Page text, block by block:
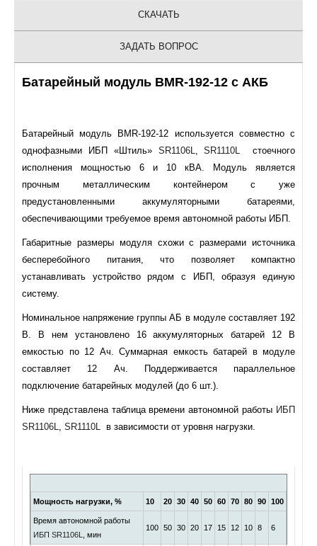
СКАЧАТЬ
ЗАДАТЬ ВОПРОС
Батарейный модуль BMR-192-12 с АКБ
Батарейный модуль BMR-192-12 используется совместно с
однофазными ИБП «Штиль» SR1106L,SR1110Lстоечного
исполнения мощностью 6 и 10 кВА. Модуль является
прочным металлическим контейнером с уже
предустановленными аккумуляторными батареями,
обеспечивающими требуемое время автономной работы ИБП.
Габаритные размеры модуля схожи с размерами источника
бесперебойного питания, что позволяет компактно
устанавливать устройство рядом с ИБП, образуя единую
систему.
Номинальное напряжение группы АБ в модуле составляет 192
В. В нем установлено 16 аккумуляторных батарей 12 В
емкостью по 12 Ач. Суммарная емкость батарей в модуле
составляет 12 Ач. Поддерживается параллельное
подключение батарейных модулей (до 6 шт.).
Ниже представлена таблица времени автономной работы ИБП
SR1106L, SR1110L в зависимости от уровня нагрузки.
Мощность нагрузки, % 10 20 30 40 50 60 70 80 90 100
Время автономной работы
ИБП SR1106L
, мин
100 50 30 20 17 15 12 10 8 6